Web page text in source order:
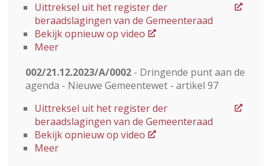
Uittreksel uit het register der
beraadslagingen van de Gemeenteraad
Bekijk opnieuw op video
Meer
002/21.12.2023/A/0002 - Dringende punt aan de
agenda - Nieuwe Gemeentewet - artikel 97
Uittreksel uit het register der
beraadslagingen van de Gemeenteraad
Bekijk opnieuw op video
Meer